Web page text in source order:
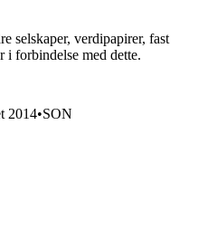
selskaper, verdipapirer, fast
i forbindelse med dette.
2014•SON